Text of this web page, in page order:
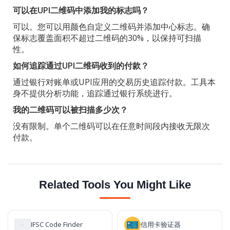
可以在UPI二维码中添加我的标志吗？
可以。您可以用颜色自定义二维码并添加中心标志。确
保标志覆盖面积不超过二维码的30%，以保持可扫描
性。
如何追踪通过UPI二维码收到的付款？
通过银行对账单或UPI应用的交易历史追踪付款。工具本
身不提供分析功能，追踪通过银行系统进行。
我的二维码可以被扫描多少次？
没有限制。单个二维码可以在任意时间段内接收无限次
付款。
Related Tools You Might Like
IFSC Code Finder 信用卡验证器